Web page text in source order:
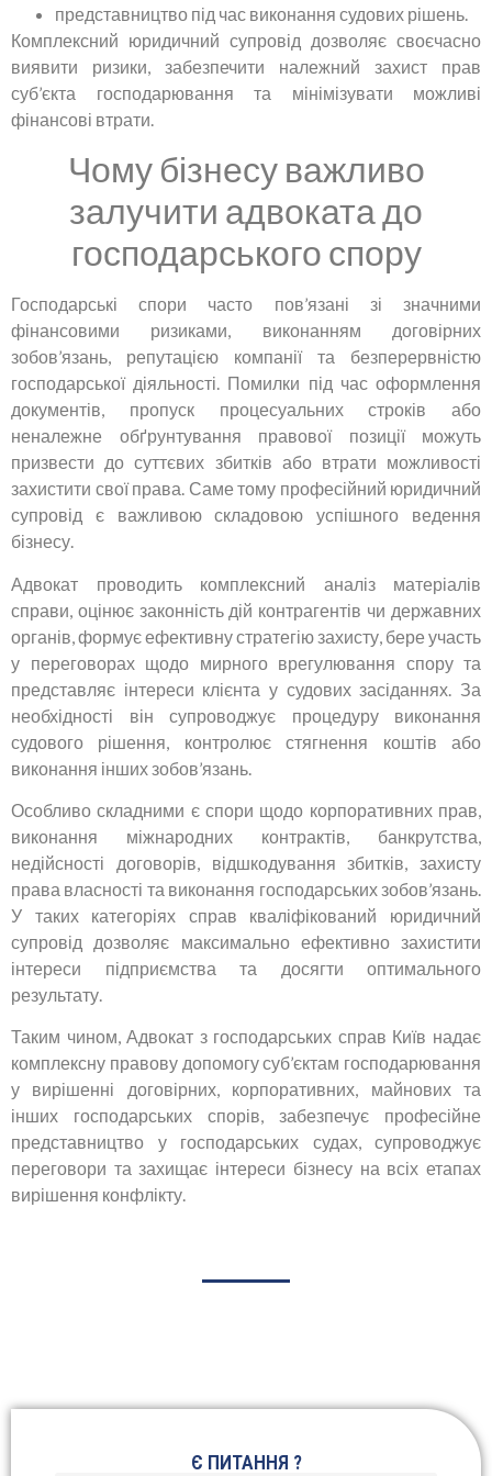
представництво під час виконання судових рішень.
Комплексний юридичний супровід дозволяє своєчасно
виявити ризики, забезпечити належний захист прав
суб’єкта господарювання та мінімізувати можливі
фінансові втрати.
Чому бізнесу важливо
залучити адвоката до
господарського спору
Господарські спори часто пов’язані зі значними
фінансовими ризиками, виконанням договірних
зобов’язань, репутацією компанії та безперервністю
господарської діяльності. Помилки під час оформлення
документів, пропуск процесуальних строків або
неналежне обґрунтування правової позиції можуть
призвести до суттєвих збитків або втрати можливості
захистити свої права. Саме тому професійний юридичний
супровід є важливою складовою успішного ведення
бізнесу.
Адвокат проводить комплексний аналіз матеріалів
справи, оцінює законність дій контрагентів чи державних
органів, формує ефективну стратегію захисту, бере участь
у переговорах щодо мирного врегулювання спору та
представляє інтереси клієнта у судових засіданнях. За
необхідності він супроводжує процедуру виконання
судового рішення, контролює стягнення коштів або
виконання інших зобов’язань.
Особливо складними є спори щодо корпоративних прав,
виконання міжнародних контрактів, банкрутства,
недійсності договорів, відшкодування збитків, захисту
права власності та виконання господарських зобов’язань.
У таких категоріях справ кваліфікований юридичний
супровід дозволяє максимально ефективно захистити
інтереси підприємства та досягти оптимального
результату.
Таким чином, Адвокат з господарських справ Київ надає
комплексну правову допомогу суб’єктам господарювання
у вирішенні договірних, корпоративних, майнових та
інших господарських спорів, забезпечує професійне
представництво у господарських судах, супроводжує
переговори та захищає інтереси бізнесу на всіх етапах
вирішення конфлікту.
Є ПИТАННЯ ?